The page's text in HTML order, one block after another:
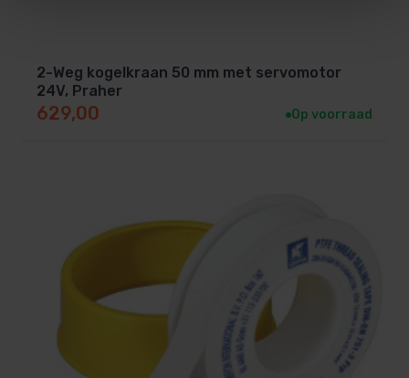
2-Weg kogelkraan 50 mm met servomotor
24V, Praher
629,00 Op voorraad